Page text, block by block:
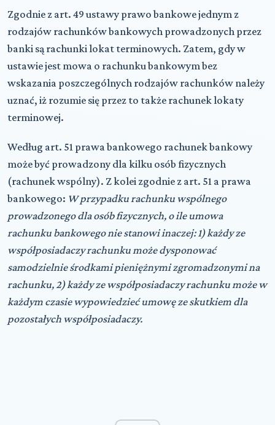
Zgodnie z art. 49 ustawy prawo bankowe jednym z
rodzajów rachunków bankowych prowadzonych przez
banki są rachunki lokat terminowych. Zatem, gdy w
ustawie jest mowa o rachunku bankowym bez
wskazania poszczególnych rodzajów rachunków należy
uznać, iż rozumie się przez to także rachunek lokaty
terminowej.
Według art. 51 prawa bankowego rachunek bankowy
może być prowadzony dla kilku osób fizycznych
(rachunek wspólny). Z kolei zgodnie z art. 51 a prawa
bankowego: W przypadku rachunku wspólnego
prowadzonego dla osób fizycznych, o ile umowa
rachunku bankowego nie stanowi inaczej: 1) każdy ze
współposiadaczy rachunku może dysponować
samodzielnie środkami pieniężnymi zgromadzonymi na
rachunku, 2) każdy ze współposiadaczy rachunku może w
każdym czasie wypowiedzieć umowę ze skutkiem dla
pozostałych współposiadaczy.